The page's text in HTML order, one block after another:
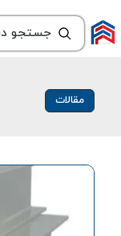
مقالات